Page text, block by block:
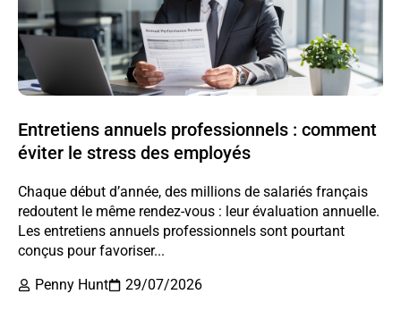
Entretiens annuels professionnels : comment
éviter le stress des employés
Chaque début d’année, des millions de salariés français
redoutent le même rendez-vous : leur évaluation annuelle.
Les entretiens annuels professionnels sont pourtant
conçus pour favoriser...
Penny Hunt
29/07/2026